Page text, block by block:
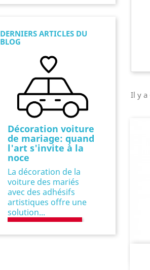
DERNIERS ARTICLES DU
BLOG
Décoration voiture
de mariage: quand
l'art s'invite à la
noce
La décoration de la
voiture des mariés
avec des adhésifs
artistiques offre une
solution...
Il y a